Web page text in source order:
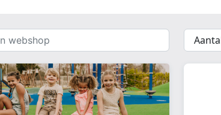
{{
__('Sort')
}}